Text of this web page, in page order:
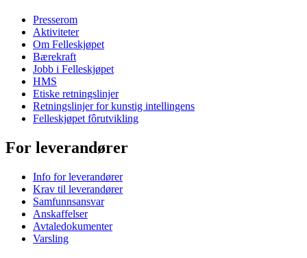
Presserom
Aktiviteter
Om Felleskjøpet
Bærekraft
Jobb i Felleskjøpet
HMS
Etiske retningslinjer
Retningslinjer for kunstig intellingens
Felleskjøpet fôrutvikling
For leverandører
Info for leverandører
Krav til leverandører
Samfunnsansvar
Anskaffelser
Avtaledokumenter
Varsling